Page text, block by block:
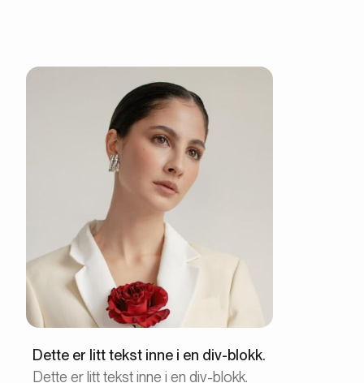
Dette er litt tekst inne i en div-blokk.
Dette er litt tekst inne i en div-blokk.